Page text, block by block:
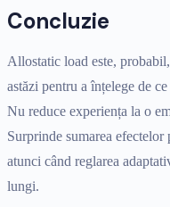
Concluzie
Allostatic load este,
astăzi pentru a înțelege de
Nu reduce experiența la o
Surprinde sumarea efectelor
atunci când reglarea
lungi.